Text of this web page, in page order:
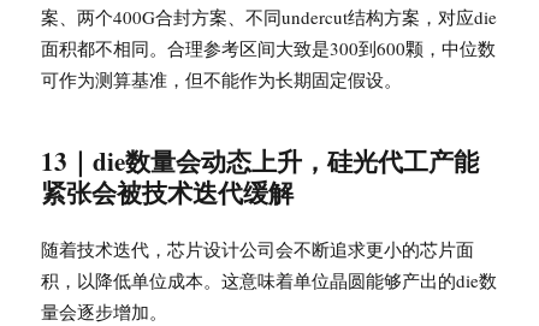
案、两个400G合封方案、不同undercut结构方案，对应die
面积都不相同。合理参考区间大致是300到600颗，中位数
可作为测算基准，但不能作为长期固定假设。
13｜die数量会动态上升，硅光代工产能
紧张会被技术迭代缓解
随着技术迭代，芯片设计公司会不断追求更小的芯片面
积，以降低单位成本。这意味着单位晶圆能够产出的die数
量会逐步增加。